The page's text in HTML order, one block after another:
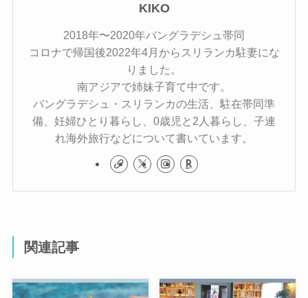
KIKO
2018年〜2020年バングラデシュ帯同
コロナで帰国後2022年4月からスリランカ駐妻にな
りました。
南アジアで姉妹子育て中です。
バングラデシュ・スリランカの生活、駐在帯同準
備、妊婦ひとり暮らし、0歳児と2人暮らし、子連
れ海外旅行などについて書いています。
関連記事